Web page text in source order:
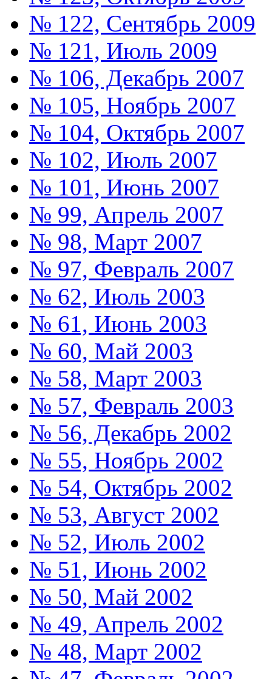
№ 122, Сентябрь 2009
№ 121, Июль 2009
№ 106, Декабрь 2007
№ 105, Ноябрь 2007
№ 104, Октябрь 2007
№ 102, Июль 2007
№ 101, Июнь 2007
№ 99, Апрель 2007
№ 98, Март 2007
№ 97, Февраль 2007
№ 62, Июль 2003
№ 61, Июнь 2003
№ 60, Май 2003
№ 58, Март 2003
№ 57, Февраль 2003
№ 56, Декабрь 2002
№ 55, Ноябрь 2002
№ 54, Октябрь 2002
№ 53, Август 2002
№ 52, Июль 2002
№ 51, Июнь 2002
№ 50, Май 2002
№ 49, Апрель 2002
№ 48, Март 2002